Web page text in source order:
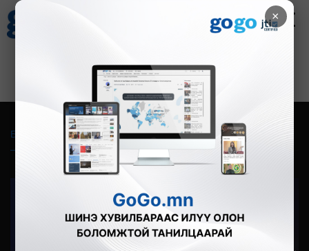
×
Зурхай
8.07
Бүгд Фото Видео Зурган өгүүлэмж